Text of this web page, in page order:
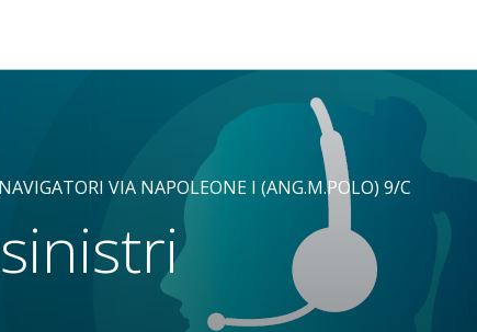
VIA NAPOLEONE I (ANG.M.POLO) 9/C